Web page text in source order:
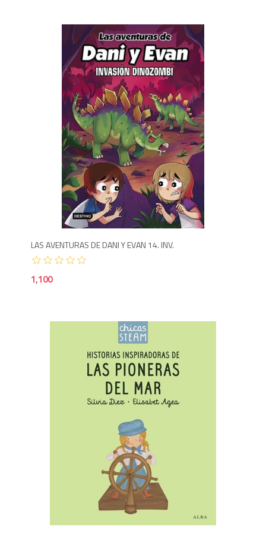
LAS AVENTURAS DE DANI Y EVAN 14. INV.
1,100